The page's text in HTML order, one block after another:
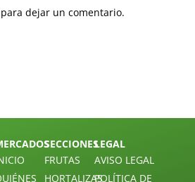
dejar un comentario.
SECCIONES
FRUTAS
HORTALIZAS
LEGAL
AVISO LEGAL
POLÍTICA DE